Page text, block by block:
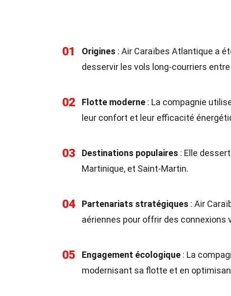
01 Origines : Air Caraïbes Atlantique a
desservir les vols long-courriers
02 Flotte moderne : La compagnie
leur confort et leur efficacité
03 Destinations populaires : Elle
Martinique, et Saint-Martin.
04 Partenariats stratégiques : Air
aériennes pour offrir des
05 Engagement écologique : La
modernisant sa flotte et en